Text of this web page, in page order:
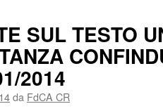
SUL TESTO
2014
da FdCA CR